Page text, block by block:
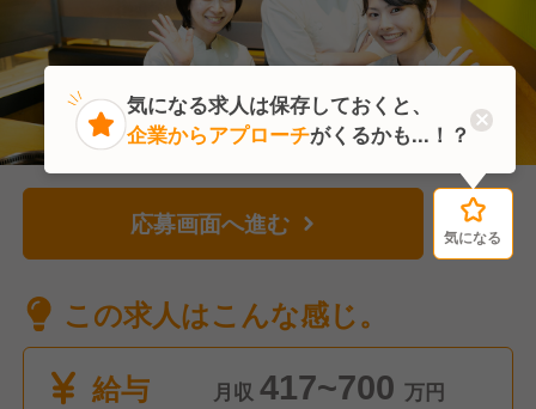
応募画面へ進む 気になる
この求人はこんな感じ。
給与
月収 417~700 万円
気になる
気になる求人は保存しておくと、
企業からアプローチがくるかも...！？